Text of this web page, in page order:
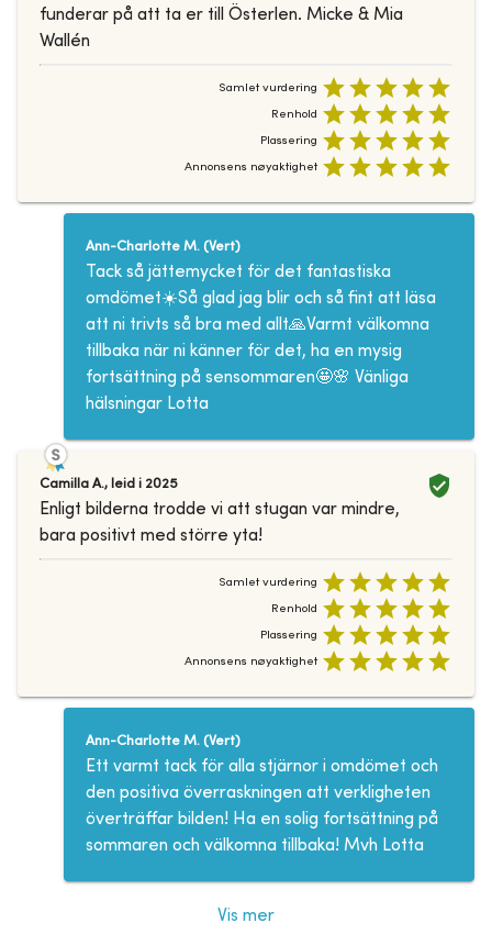
funderar på att ta er till Österlen. Micke & Mia
Wallén
Samlet vurdering
Renhold
Plassering
Annonsens nøyaktighet
Ann-Charlotte M.(Vert)
Tack så jättemycket för det fantastiska
omdömet☀️Så glad jag blir och så fint att läsa
att ni trivts så bra med allt🙏Varmt välkomna
tillbaka när ni känner för det, ha en mysig
fortsättning på sensommaren🤩🌸 Vänliga
hälsningar Lotta
Camilla A., leid i 2025
Enligt bilderna trodde vi att stugan var mindre,
bara positivt med större yta!
Samlet vurdering
Renhold
Plassering
Annonsens nøyaktighet
Ann-Charlotte M.(Vert)
Ett varmt tack för alla stjärnor i omdömet och
den positiva överraskningen att verkligheten
överträffar bilden! Ha en solig fortsättning på
sommaren och välkomna tillbaka! Mvh Lotta
Vis mer